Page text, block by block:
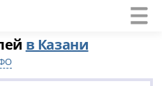
в Казани